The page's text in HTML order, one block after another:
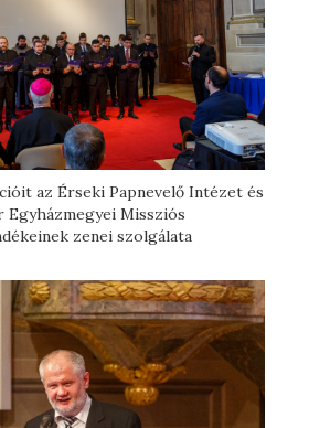
az Érseki Papnevelő Intézet és
Missziós
zenei szolgálata